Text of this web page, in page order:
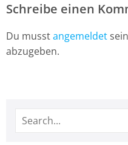
Schreibe einen
Du musstangemeldet
abzugeben.